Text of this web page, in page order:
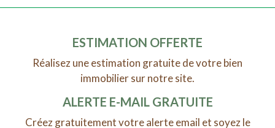
ESTIMATION OFFERTE
Réalisez une estimation gratuite de votre bien
immobilier sur notre site.
ALERTE E-MAIL GRATUITE
Créez gratuitement votre alerte email et soyez le